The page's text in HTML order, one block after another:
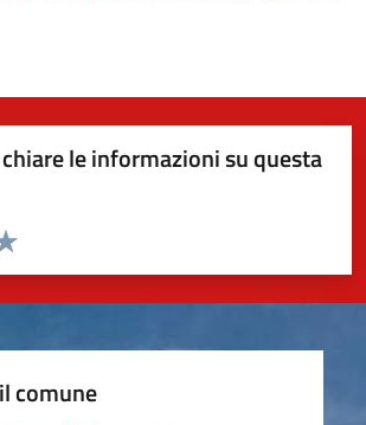
le informazioni su questa
la pagina
5 stelle su 5
4 stelle su 5
su 5
su 5
5
comune